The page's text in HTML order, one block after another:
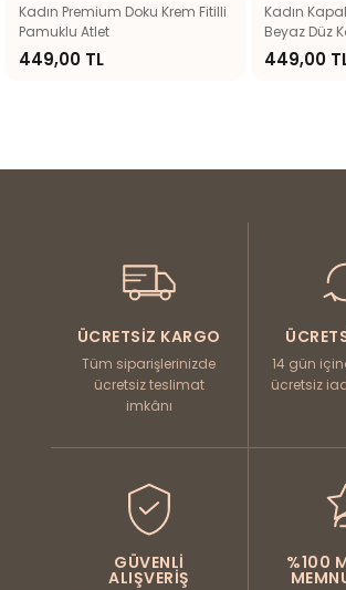
Kadın Premium Doku Krem Fitilli
Pamuklu Atlet
449,00 TL
Kadın
Beyaz Düz
449,00
ÜCRETSIZ KARGO
Tüm siparişlerinizde
ücretsiz teslimat
imkânı
14 gün
ücretsiz
GÜVENLI
ALIŞVERIŞ
%100